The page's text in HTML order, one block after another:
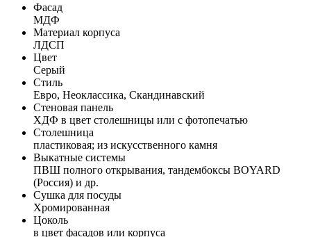
Фасад
МДФ
Материал корпуса
ЛДСП
Цвет
Серый
Стиль
Евро, Неоклассика, Скандинавский
Стеновая панель
ХДФ в цвет столешницы или с фотопечатью
Столешница
пластиковая; из искусственного камня
Выкатные системы
ПВШ полного открывания, тандембоксы BOYARD
(Россия) и др.
Сушка для посуды
Хромированная
Цоколь
в цвет фасадов или корпуса